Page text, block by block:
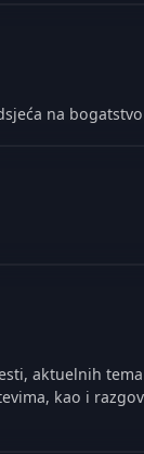
na
aktuelnih
kao i